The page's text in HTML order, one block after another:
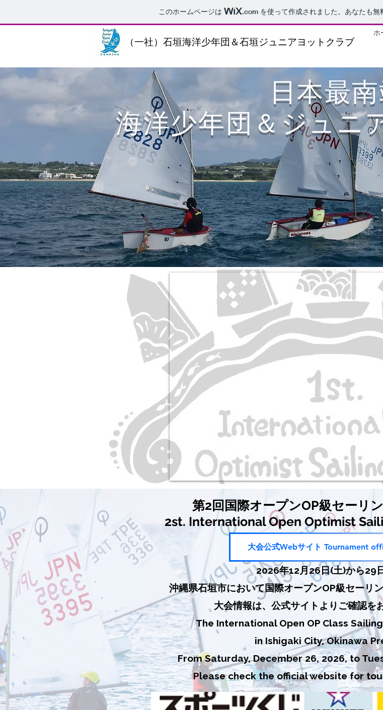
このホームページは .com を使って作成されました。あなたも無
（一社）石垣海洋少年団＆石垣ジュニアヨットクラブ
ホ
日本最
海洋少年団＆ジュニ
第2回国際オープンOP級セーリ
2st. International Open Optimist
大会公式Webサイト Tournament
2026年12月26日(土)から29
沖縄県石垣市において国際オープンOP級セーリ
大会情報は、公式サイトよりご確認を
The International Open OP Class
in Ishigaki City, Okinawa
From Saturday, December 26, 2026, to
Please check the official website for